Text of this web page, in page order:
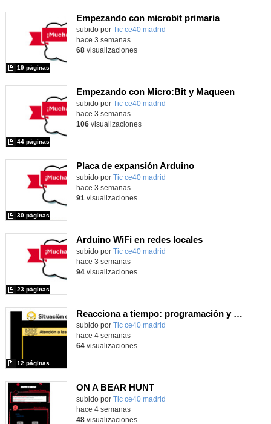
Empezando con microbit primaria
Contenido educativo.
subido por Tic ce40 madrid
19 páginas
hace 3 semanas
68visualizaciones
Empezando con Micro:Bit y Maqueen
Contenido educativo.
subido por Tic ce40 madrid
44 páginas
hace 3 semanas
106visualizaciones
Placa de expansión Arduino
Contenido educativo.
subido por Tic ce40 madrid
30 páginas
hace 3 semanas
91 visualizaciones
Arduino WiFi en redes locales
Contenido educativo.
subido por Tic ce40 madrid
23 páginas
hace 3 semanas
94visualizaciones
Reacciona a tiempo: programación y reflejos con Micro:bit
subido por Tic ce40 madrid
12 páginas
hace 4 semanas
64visualizaciones
ON A BEAR HUNT
subido por Tic ce40 madrid
hace 4 semanas
48visualizaciones